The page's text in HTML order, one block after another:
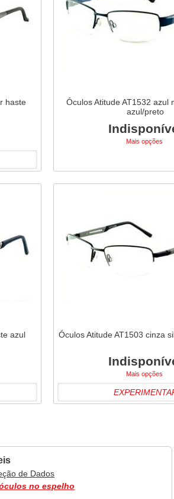
haste
Óculos Atitude AT1532 azul
azul/preto
Mais opções
azul
Óculos Atitude AT1503 cinza
Mais opções
de Dados
no espelho